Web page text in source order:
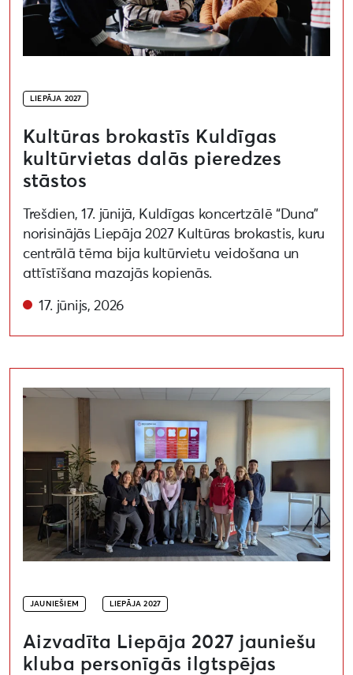
LIEPĀJA 2027
Kultūras brokastīs Kuldīgas
kultūrvietas dalās pieredzes
stāstos
Trešdien, 17. jūnijā, Kuldīgas koncertzālē “Duna”
norisinājās Liepāja 2027 Kultūras brokastis, kuru
centrālā tēma bija kultūrvietu veidošana un
attīstīšana mazajās kopienās.
17. jūnijs, 2026
JAUNIEŠIEM LIEPĀJA 2027
Aizvadīta Liepāja 2027 jauniešu
kluba personīgās ilgtspējas